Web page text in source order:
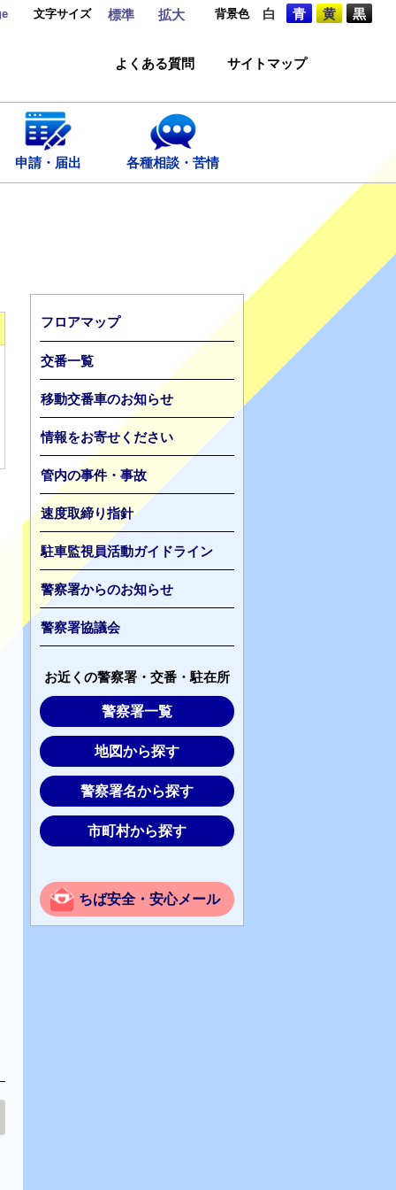
文字サイズ 標準 拡大 背景色 白 青 黄 黒
よくある質問 サイトマップ
申請・届出 各種相談・苦情
フロアマップ
交番一覧
移動交番車のお知らせ
情報をお寄せください
管内の事件・事故
速度取締り指針
駐車監視員活動ガイドライン
警察署からのお知らせ
警察署協議会
お近くの警察署・交番・駐在所
警察署一覧
地図から探す
警察署名から探す
市町村から探す
ちば安全・安心メール